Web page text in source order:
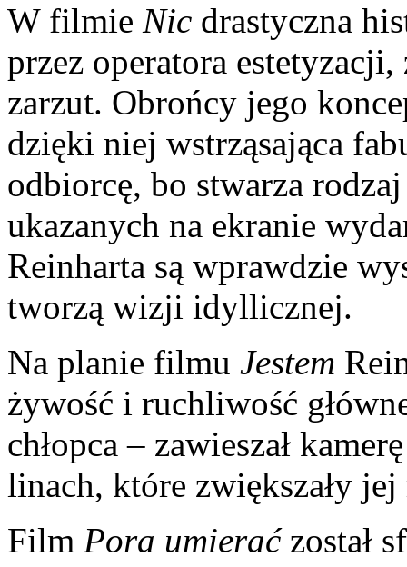
W filmie Nic drastyczna
przez operatora
zarzut. Obrońcy jego
dzięki niej wstrząsająca
odbiorcę, bo stwarza
ukazanych na ekranie
Reinharta są wprawdzie
tworzą wizji idyllicznej.
Na planie filmu Jestem
żywość i ruchliwość
chłopca – zawieszał
linach, które zwiększały
Film Pora umieraćzostał